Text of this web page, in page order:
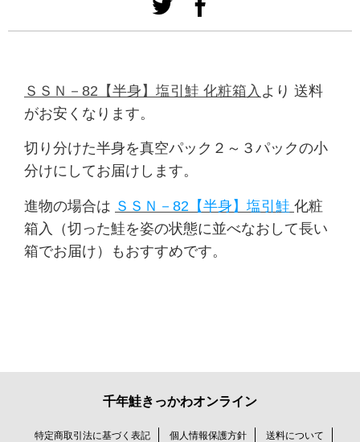
ＳＳＮ－82【半身】塩引鮭 化粧箱入 より 送料
がお安くなります。
切り分けた半身を真空パック２～３パックの小
分けにしてお届けします。
進物の場合は ＳＳＮ－82【半身】塩引鮭 化粧
箱入（切った鮭を姿の状態に並べなおして長い
箱でお届け）もおすすめです。
千年鮭きっかわオンライン
特定商取引法に基づく表記 個人情報保護方針 送料について